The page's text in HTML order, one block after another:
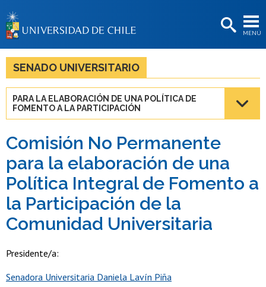
MENÚ
BIBLIOTECAS
LA UNIVERSIDAD
Estudiantes
Funcionarias/os
Egresadas/os
SENADO UNIVERSITARIO
PARA LA ELABORACIÓN DE UNA POLÍTICA DE
FOMENTO A LA PARTICIPACIÓN
Comisión No Permanente
para la elaboración de una
Política Integral de Fomento a
la Participación de la
Comunidad Universitaria
Presidente/a:
Senadora Universitaria Daniela Lavín Piña